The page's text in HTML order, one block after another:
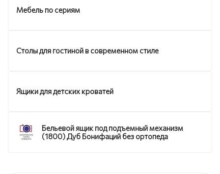
Мебель по сериям
Столы для гостиной в современном стиле
Ящики для детских кроватей
Бельевой ящик под подъемный механизм
(1800) Дуб Бонифаций без ортопеда